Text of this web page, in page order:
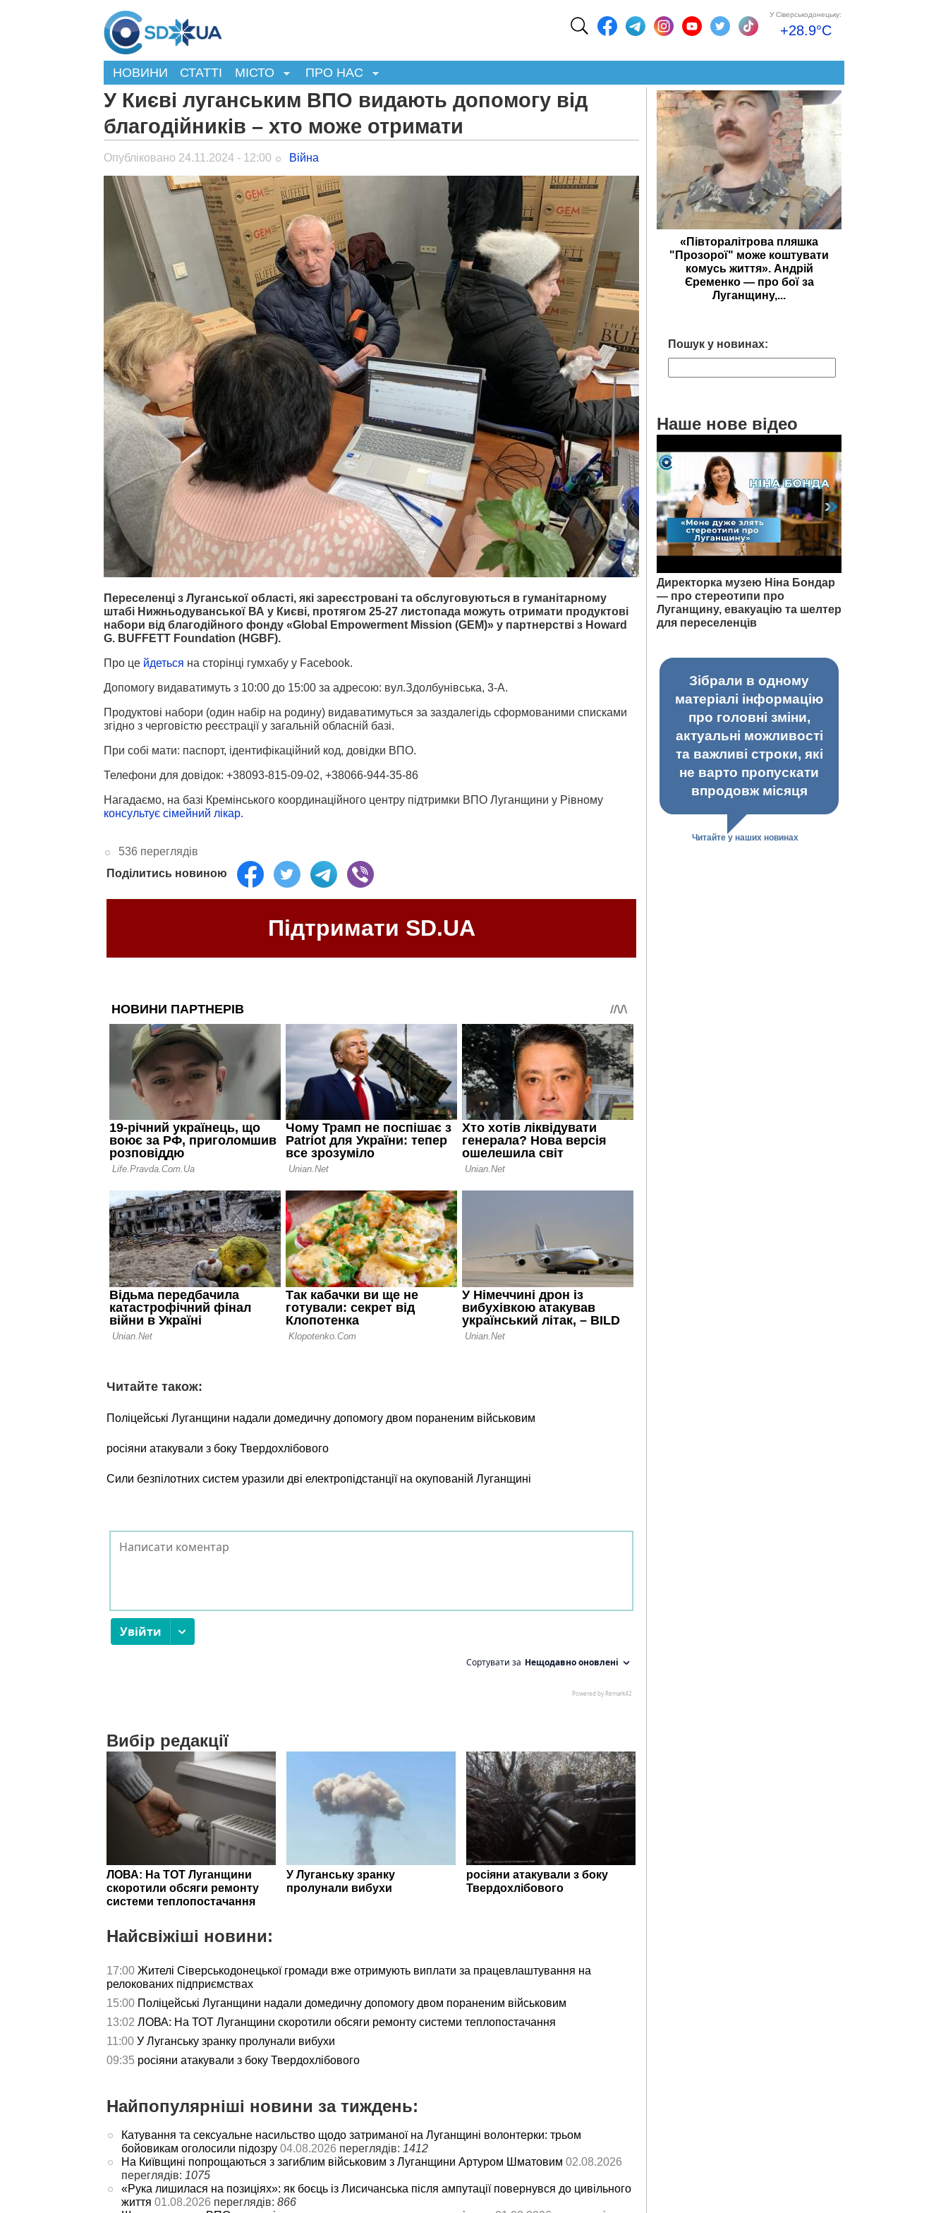
У Сіверськодонецьку:
+28.9°C
НОВИНИ СТАТТІ МІСТО ПРО НАС
У Києві луганським ВПО видають допомогу від
благодійників – хто може отримати
Опубліковано 24.11.2024 - 12:00 Війна
Переселенці з Луганської області, які зареєстровані та обслуговуються в гуманітарному
штабі Нижньодуванської ВА у Києві, протягом 25-27 листопада можуть отримати продуктові
набори від благодійного фонду «Global Empowerment Mission (GEM)» у партнерстві з Howard
G. BUFFETT Foundation (HGBF).
Про це йдеться на сторінці гумхабу у Facebook.
Допомогу видаватимуть з 10:00 до 15:00 за адресою: вул.Здолбунівська, 3-А.
Продуктові набори (один набір на родину) видаватимуться за заздалегідь сформованими списками
згідно з черговістю реєстрації у загальній обласній базі.
При собі мати: паспорт, ідентифікаційний код, довідки ВПО.
Телефони для довідок: +38093-815-09-02, +38066-944-35-86
Нагадаємо, на базі Кремінського координаційного центру підтримки ВПО Луганщини у Рівному
консультує сімейний лікар.
536 переглядів
Поділитись новиною
Підтримати SD.UA
Читайте також:
Поліцейські Луганщини надали домедичну допомогу двом пораненим військовим
росіяни атакували з боку Твердохлібового
Сили безпілотних систем уразили дві електропідстанції на окупованій Луганщині
Вибір редакції
ЛОВА: На ТОТ Луганщини
скоротили обсяги ремонту
системи теплопостачання
У Луганську зранку
пролунали вибухи
росіяни атакували з боку
Твердохлібового
Найсвіжіші новини:
17:00 Жителі Сіверськодонецької громади вже отримують виплати за працевлаштування на
релокованих підприємствах
15:00 Поліцейські Луганщини надали домедичну допомогу двом пораненим військовим
13:02 ЛОВА: На ТОТ Луганщини скоротили обсяги ремонту системи теплопостачання
11:00 У Луганську зранку пролунали вибухи
09:35 росіяни атакували з боку Твердохлібового
Найпопулярніші новини за тиждень:
Катування та сексуальне насильство щодо затриманої на Луганщині волонтерки: трьом
бойовикам оголосили підозру 04.08.2026 переглядів: 1412
На Київщині попрощаються з загиблим військовим з Луганщини Артуром Шматовим 02.08.2026
переглядів: 1075
«Рука лишилася на позиціях»: як боєць із Лисичанська після ампутації повернувся до цивільного
життя 01.08.2026 переглядів: 866
«Півторалітрова пляшка
"Прозорої" може коштувати
комусь життя». Андрій
Єременко — про бої за
Луганщину,...
Пошук у новинах:
Наше нове відео
Директорка музею Ніна Бондар
— про стереотипи про
Луганщину, евакуацію та шелтер
для переселенців
Зібрали в одному
матеріалі інформацію
про головні зміни,
актуальні можливості
та важливі строки, які
не варто пропускати
впродовж місяця
Читайте у наших новинах